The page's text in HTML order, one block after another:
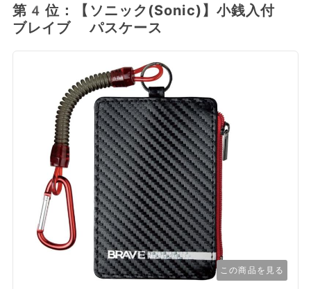
第4位：【ソニック(Sonic)】小銭入付
ブレイブ パスケース
この商品を見る